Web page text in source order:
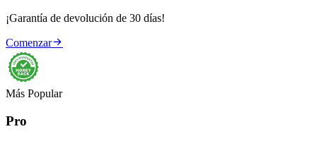
¡Garantía de devolución de 30 días!
Comenzar
Más Popular
Pro